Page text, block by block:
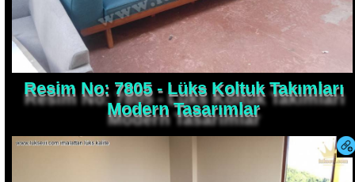
Resim No: 7805 - Lüks Koltuk Takımları
Modern Tasarımlar